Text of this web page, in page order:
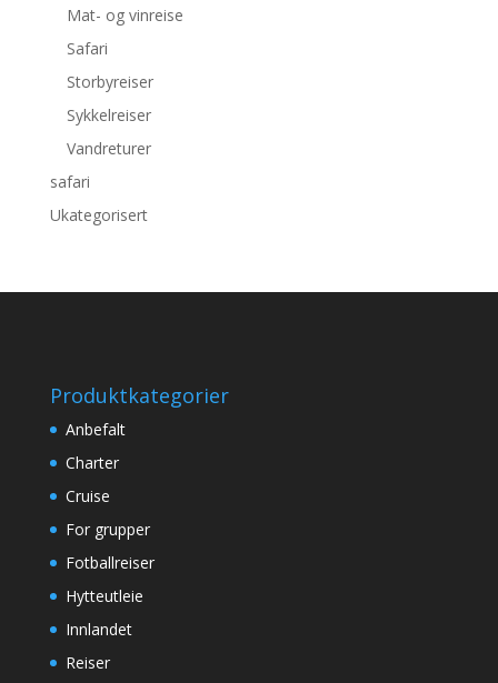
Mat- og vinreise
Safari
Storbyreiser
Sykkelreiser
Vandreturer
safari
Ukategorisert
Produktkategorier
Anbefalt
Charter
Cruise
For grupper
Fotballreiser
Hytteutleie
Innlandet
Reiser